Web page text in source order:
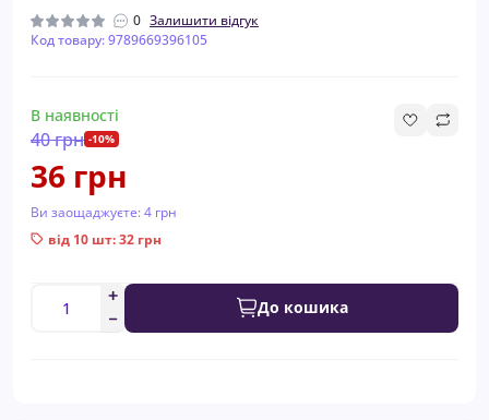
0 Залишити відгук
Код товару: 9789669396105
В наявності
40 грн -10%
36 грн
Ви заощаджуєте:4 грн
від 10 шт: 32 грн
До кошика